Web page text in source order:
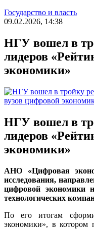
Государство и власть
09.02.2026, 14:38
НГУ вошел в
лидеров
экономики»
НГУ вошел в
лидеров
экономики»
АНО «Цифровая
исследования,
цифровой экономики
технологических
По его итогам
экономики», в котором